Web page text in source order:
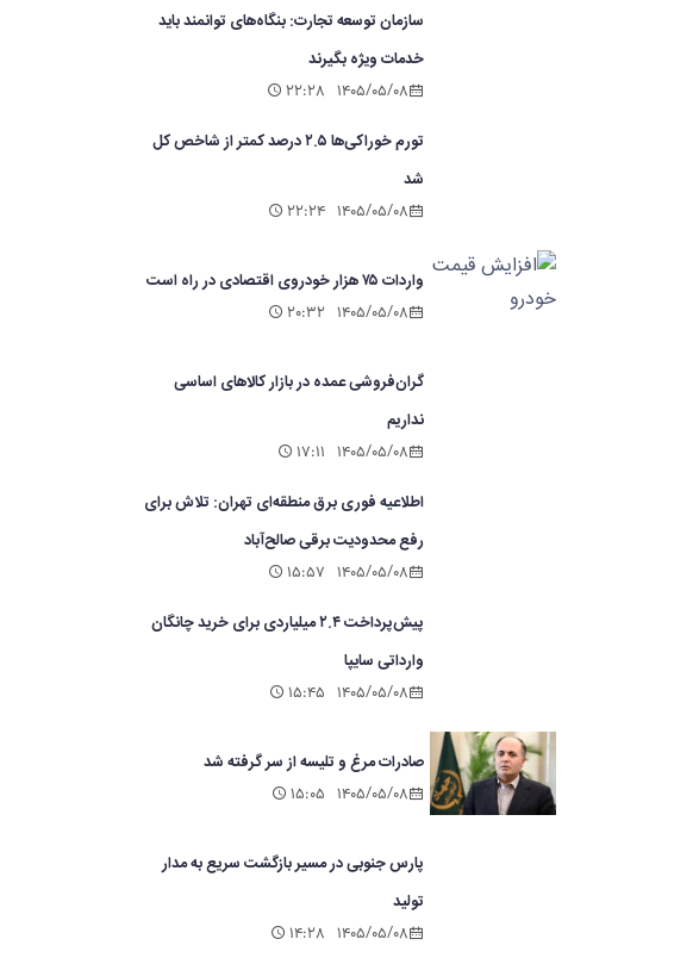
سازمان توسعه تجارت: بنگاه‌های توانمند باید
خدمات ویژه بگیرند
۱۴۰۵/۰۵/۰۸ ۲۲:۲۸
تورم خوراکی‌ها ۲.۵ درصد کمتر از شاخص کل
شد
۱۴۰۵/۰۵/۰۸ ۲۲:۲۴
واردات ۷۵ هزار خودروی اقتصادی در راه است
۱۴۰۵/۰۵/۰۸ ۲۰:۳۲
گران‌فروشی عمده در بازار کالاهای اساسی
نداریم
۱۴۰۵/۰۵/۰۸ ۱۷:۱۱
اطلاعیه فوری برق منطقه‌ای تهران: تلاش برای
رفع محدودیت برقی صالح‌آباد
۱۴۰۵/۰۵/۰۸ ۱۵:۵۷
پیش‌پرداخت ۲.۴ میلیاردی برای خرید چانگان
وارداتی سایپا
۱۴۰۵/۰۵/۰۸ ۱۵:۴۵
صادرات مرغ و تلیسه از سر گرفته شد
۱۴۰۵/۰۵/۰۸ ۱۵:۰۵
پارس جنوبی در مسیر بازگشت سریع به مدار
تولید
۱۴۰۵/۰۵/۰۸ ۱۴:۲۸